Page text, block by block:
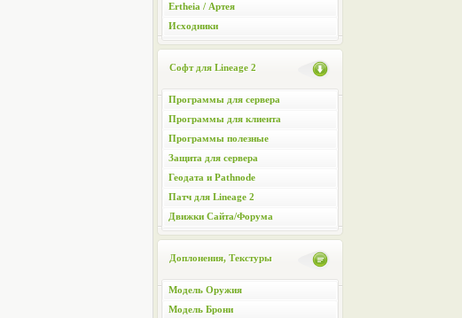
Ertheia / Артея
Исходники
Софт для Lineage 2
Программы для сервера
Программы для клиента
Программы полезные
Защита для сервера
Геодата и Pathnode
Патч для Lineage 2
Движки Сайта/Форума
Доплонения, Текстуры
Модель Оружия
Модель Брони